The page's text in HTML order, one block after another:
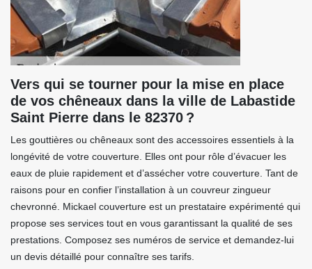
Vers qui se tourner pour la mise en place
de vos chêneaux dans la ville de Labastide
Saint Pierre dans le 82370 ?
Les gouttières ou chêneaux sont des accessoires essentiels à la
longévité de votre couverture. Elles ont pour rôle d’évacuer les
eaux de pluie rapidement et d’assécher votre couverture. Tant de
raisons pour en confier l’installation à un couvreur zingueur
chevronné. Mickael couverture est un prestataire expérimenté qui
propose ses services tout en vous garantissant la qualité de ses
prestations. Composez ses numéros de service et demandez-lui
un devis détaillé pour connaître ses tarifs.